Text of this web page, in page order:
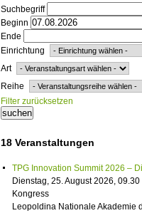
Suchbegriff
Beginn
Ende
Einrichtung
Art
Reihe
Filter zurücksetzen
18 Veranstaltungen
TPG Innovation Summit 2026 –
Dienstag, 25. August 2026,
Kongress
Leopoldina Nationale Akademie